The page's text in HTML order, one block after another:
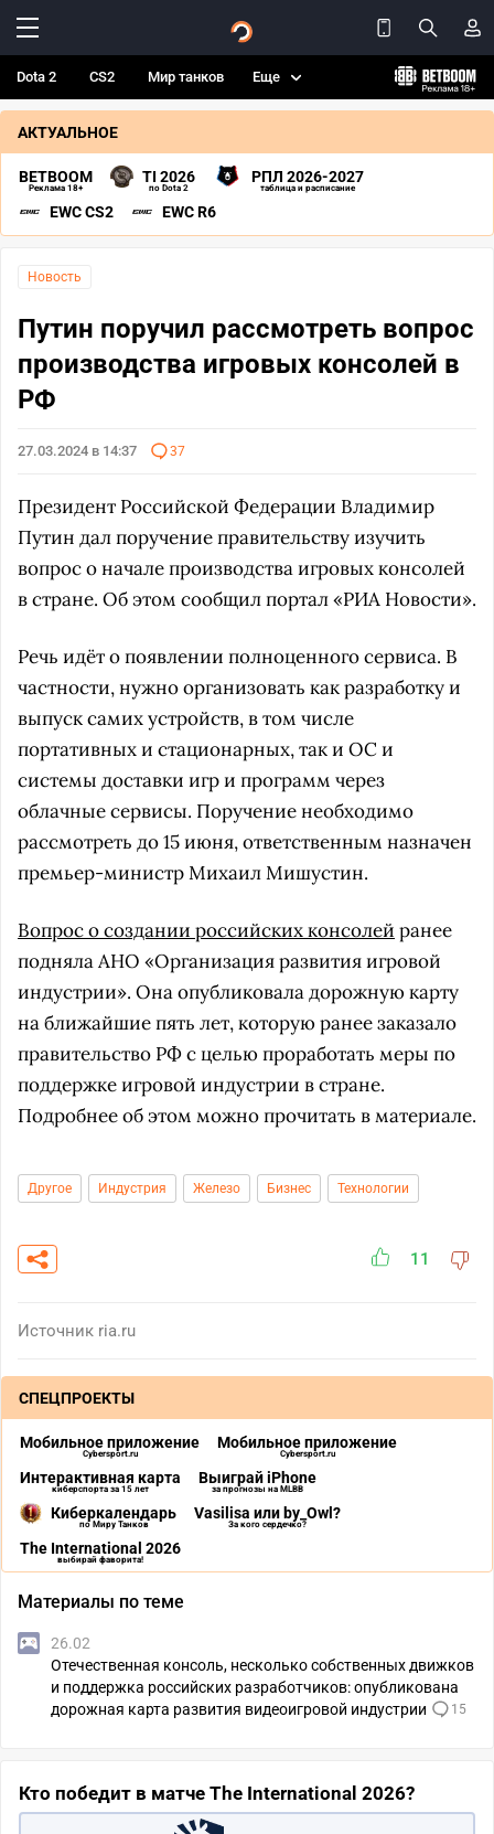
Dota 2 CS2 Мир танков Еще
АКТУАЛЬНОЕ
BETBOOM
Реклама 18+
TI 2026
по Dota 2
РПЛ 2026-2027
таблица и расписание
EWC CS2 EWC R6
Новость
Путин поручил рассмотреть вопрос
производства игровых консолей в
РФ
27.03.2024 в 14:37 37
Президент Российской Федерации Владимир
Путин дал поручение правительству изучить
вопрос о начале производства игровых консолей
в стране. Об этом сообщил портал «РИА Новости».
Речь идёт о появлении полноценного сервиса. В
частности, нужно организовать как разработку и
выпуск самих устройств, в том числе
портативных и стационарных, так и ОС и
системы доставки игр и программ через
облачные сервисы. Поручение необходимо
рассмотреть до 15 июня, ответственным назначен
премьер-министр Михаил Мишустин.
Вопрос о создании российских консолей ранее
подняла АНО «Организация развития игровой
индустрии». Она опубликовала дорожную карту
на ближайшие пять лет, которую ранее заказало
правительство РФ с целью проработать меры по
поддержке игровой индустрии в стране.
Подробнее об этом можно прочитать в материале.
Другое Индустрия Железо Бизнес Технологии
11
Источник ria.ru
СПЕЦПРОЕКТЫ
Мобильное приложение
Cybersport.ru
Мобильное приложение
Cybersport.ru
Интерактивная карта
киберспорта за 15 лет
Выиграй iPhone
за прогнозы на MLBB
Киберкалендарь
по Миру Танков
Vasilisa или by_Owl?
За кого сердечко?
The International 2026
выбирай фаворита!
Материалы по теме
26.02
Отечественная консоль, несколько собственных движков
и поддержка российских разработчиков: опубликована
дорожная карта развития видеоигровой индустрии
15
Кто победит в матче The International 2026?